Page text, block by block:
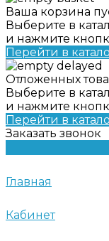
Ваша корзина
Выберите в
и нажмите
Перейти в
Отложенных
Выберите в
и нажмите
Перейти в
Заказать звонок
Главная
Кабинет